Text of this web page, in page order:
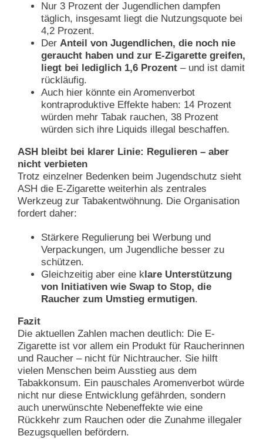
Nur 3 Prozent der Jugendlichen dampfen
täglich, insgesamt liegt die Nutzungsquote bei
4,2 Prozent.
Der Anteil von Jugendlichen, die noch nie
geraucht haben und zur E-Zigarette greifen,
liegt bei lediglich 1,6 Prozent – und ist damit
rückläufig.
Auch hier könnte ein Aromenverbot
kontraproduktive Effekte haben: 14 Prozent
würden mehr Tabak rauchen, 38 Prozent
würden sich ihre Liquids illegal beschaffen.
ASH bleibt bei klarer Linie: Regulieren – aber
nicht verbieten
Trotz einzelner Bedenken beim Jugendschutz sieht
ASH die E-Zigarette weiterhin als zentrales
Werkzeug zur Tabakentwöhnung. Die Organisation
fordert daher:
Stärkere Regulierung bei Werbung und
Verpackungen, um Jugendliche besser zu
schützen.
Gleichzeitig aber eine k lare Unterstützung
von Initiativen wie Swap to Stop, die
Raucher zum Umstieg ermutigen.
Fazit
Die aktuellen Zahlen machen deutlich: Die E-
Zigarette ist vor allem ein Produkt für Raucherinnen
und Raucher – nicht für Nichtraucher. Sie hilft
vielen Menschen beim Ausstieg aus dem
Tabakkonsum. Ein pauschales Aromenverbot würde
nicht nur diese Entwicklung gefährden, sondern
auch unerwünschte Nebeneffekte wie eine
Rückkehr zum Rauchen oder die Zunahme illegaler
Bezugsquellen befördern.